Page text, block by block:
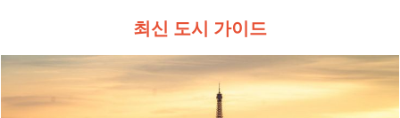
최신 도시 가이드